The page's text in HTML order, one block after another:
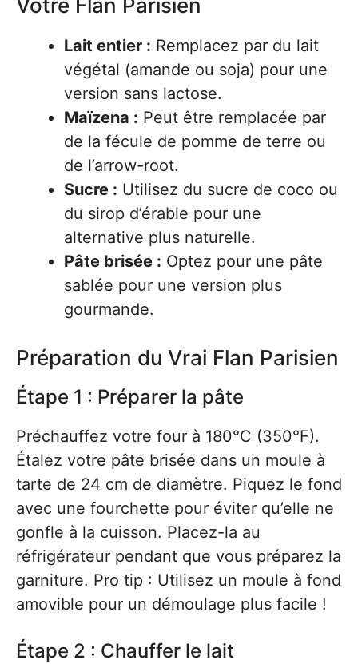
Votre Flan Parisien
Lait entier : Remplacez par du lait
végétal (amande ou soja) pour une
version sans lactose.
Maïzena : Peut être remplacée par
de la fécule de pomme de terre ou
de l’arrow-root.
Sucre : Utilisez du sucre de coco ou
du sirop d’érable pour une
alternative plus naturelle.
Pâte brisée : Optez pour une pâte
sablée pour une version plus
gourmande.
Préparation du Vrai Flan Parisien
Étape 1 : Préparer la pâte
Préchauffez votre four à 180°C (350°F).
Étalez votre pâte brisée dans un moule à
tarte de 24 cm de diamètre. Piquez le fond
avec une fourchette pour éviter qu’elle ne
gonfle à la cuisson. Placez-la au
réfrigérateur pendant que vous préparez la
garniture. Pro tip : Utilisez un moule à fond
amovible pour un démoulage plus facile !
Étape 2 : Chauffer le lait